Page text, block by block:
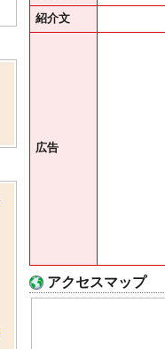
紹介文
広告
アクセスマップ